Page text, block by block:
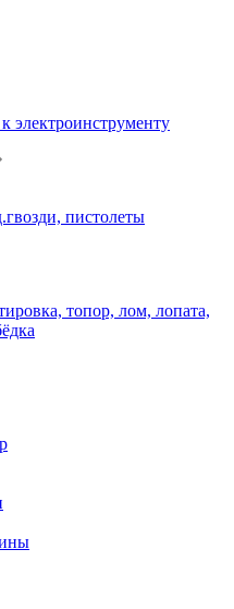
электроинструменту
пистолеты
топор, лом, лопата,